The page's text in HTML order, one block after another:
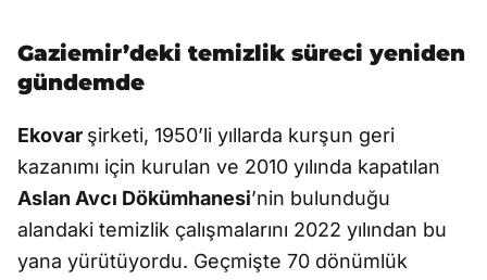
Gaziemir’deki temizlik süreci yeniden
gündemde
Ekovar şirketi, 1950’li yıllarda kurşun geri
kazanımı için kurulan ve 2010 yılında kapatılan
Aslan Avcı Dökümhanesi’nin bulunduğu
alandaki temizlik çalışmalarını 2022 yılından bu
yana yürütüyordu. Geçmişte 70 dönümlük